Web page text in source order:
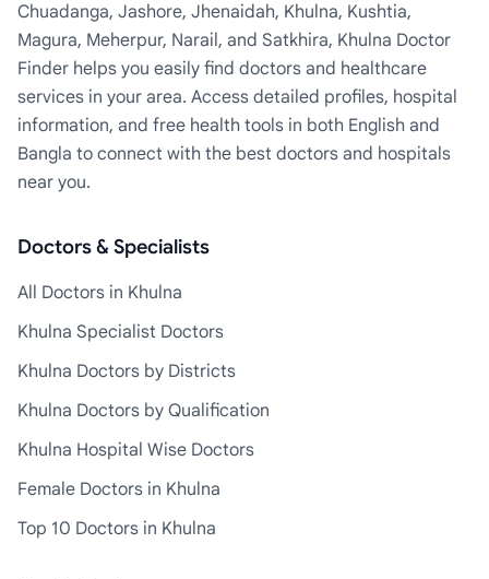
Chuadanga, Jashore, Jhenaidah, Khulna, Kushtia,
Magura, Meherpur, Narail, and Satkhira, Khulna Doctor
Finder helps you easily find doctors and healthcare
services in your area. Access detailed profiles, hospital
information, and free health tools in both English and
Bangla to connect with the best doctors and hospitals
near you.
Doctors & Specialists
All Doctors in Khulna
Khulna Specialist Doctors
Khulna Doctors by Districts
Khulna Doctors by Qualification
Khulna Hospital Wise Doctors
Female Doctors in Khulna
Top 10 Doctors in Khulna